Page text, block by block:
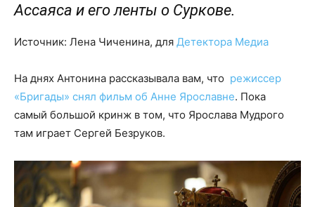
Ассаяса и его ленты о Суркове.
Источник: Лена Чиченина, для Детектора Медиа
На днях Антонина рассказывала вам, что режиссер
«Бригады» снял фильм об Анне Ярославне. Пока
самый большой кринж в том, что Ярослава Мудрого
там играет Сергей Безруков.